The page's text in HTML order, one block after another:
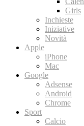
Girls
Inchieste
Iniziative
Novità
Apple
iPhone
Mac
Google
Adsense
Android
Chrome
Sport
Calcio